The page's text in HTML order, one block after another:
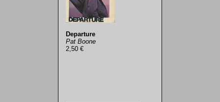
Departure
Pat Boone
2,50 €